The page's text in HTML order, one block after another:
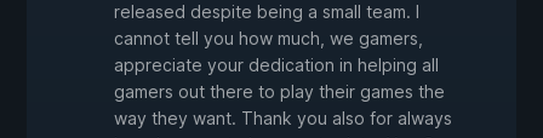
released despite being a small team. I
cannot tell you how much, we gamers,
appreciate your dedication in helping all
gamers out there to play their games the
way they want. Thank you also for always